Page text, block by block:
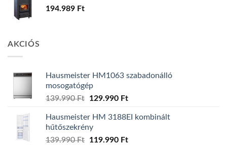
194.989 Ft
AKCIÓS
Hausmeister HM1063 szabadonálló
mosogatógép
139.990Ft
Original
was:
139.990 Ft.
129.990 FtCurrent
is:
Hausmeister HM 3188EI kombinált
hűtőszekrény
139.990Ft
Original
119.990 FtCurrent